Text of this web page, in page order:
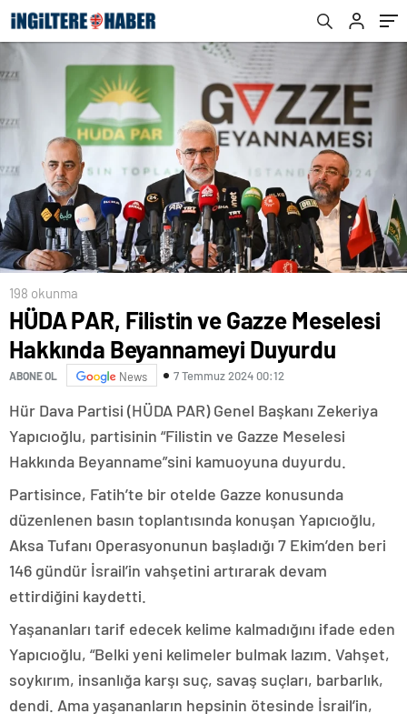
198 okunma
HÜDA PAR, Filistin ve Gazze Meselesi
Hakkında Beyannameyi Duyurdu
ABONE OL News 7 Temmuz 2024 00:12
Hür Dava Partisi (HÜDA PAR) Genel Başkanı Zekeriya
Yapıcıoğlu, partisinin “Filistin ve Gazze Meselesi
Hakkında Beyanname”sini kamuoyuna duyurdu.
Partisince, Fatih’te bir otelde Gazze konusunda
düzenlenen basın toplantısında konuşan Yapıcıoğlu,
Aksa Tufanı Operasyonunun başladığı 7 Ekim’den beri
146 gündür İsrail’in vahşetini artırarak devam
ettirdiğini kaydetti.
Yaşananları tarif edecek kelime kalmadığını ifade eden
Yapıcıoğlu, “Belki yeni kelimeler bulmak lazım. Vahşet,
soykırım, insanlığa karşı suç, savaş suçları, barbarlık,
dendi. Ama yaşananların hepsinin ötesinde İsrail’in,